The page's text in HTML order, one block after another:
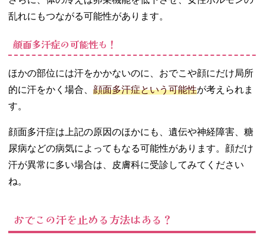
乱れにもつながる可能性があります。
顔面多汗症の可能性も！
ほかの部位には汗をかかないのに、おでこや顔にだけ局所
的に汗をかく場合、 顔面多汗症という可能性が考えられま
す。
顔面多汗症は上記の原因のほかにも、遺伝や神経障害、糖
尿病などの病気によってもなる可能性があります。顔だけ
汗が異常に多い場合は、皮膚科に受診してみてください
ね。
おでこの汗を止める方法はある？